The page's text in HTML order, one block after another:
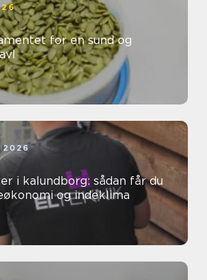
2026
i kalundborg: sådan får du
og indeklima